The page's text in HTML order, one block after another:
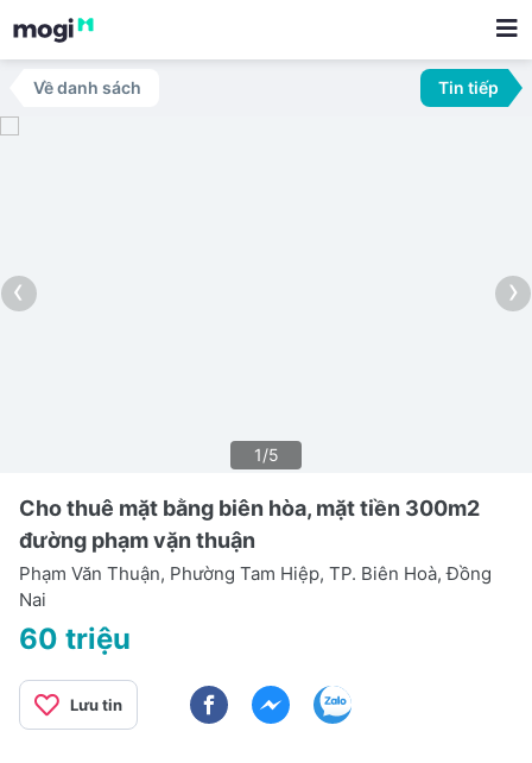
Về danh sách Tin tiếp
‹ ›
1/5
Cho thuê mặt bằng biên hòa, mặt tiền 300m2
đường phạm vặn thuận
Phạm Văn Thuận, Phường Tam Hiệp, TP. Biên Hoà, Đồng
Nai
60 triệu
Lưu tin